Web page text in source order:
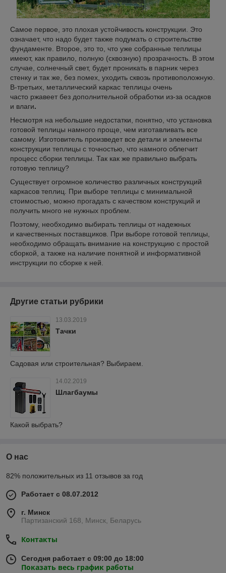
Самое первое, это плохая устойчивость конструкции. Это
означает, что надо будет также подумать о строительстве
фундаменте. Второе, это то, что уже собранные теплицы
имеют, как правило, полную (сквозную) прозрачность. В этом
случае, солнечный свет, будет проникать в парник через
стенку и так же, без помех, уходить сквозь противоположную.
В-третьих, металлический каркас теплицы очень
часто ржавеет без дополнительной обработки из-за осадков
и влаги.
Несмотря на небольшие недостатки, понятно, что установка
готовой теплицы намного проще, чем изготавливать все
самому. Изготовитель произведет все детали и элементы
конструкции теплицы с точностью, что намного облегчит
процесс сборки теплицы. Так как же правильно выбрать
готовую теплицу?
Существует огромное количество различных конструкций
каркасов теплиц. При выборе теплицы с минимальной
стоимостью, можно прогадать с качеством конструкций и
получить много не нужных проблем.
Поэтому, необходимо выбирать теплицы от надежных
и качественных поставщиков. При выборе готовой теплицы,
необходимо обращать внимание на конструкцию с простой
сборкой, а также на наличие понятной и информативной
инструкции по сборке к ней.
Другие статьи рубрики
13.03.2019
Тачки
Садовая или строительная? Выбираем.
14.02.2019
Шлагбаумы
Какой выбрать?
О нас
82% положительных из 11 отзывов за год
Работает с 08.07.2012
г. Минск
Партизанский 168, Минск, Беларусь
Контакты
Сегодня работает с 09:00 до 18:00
Показать весь график работы